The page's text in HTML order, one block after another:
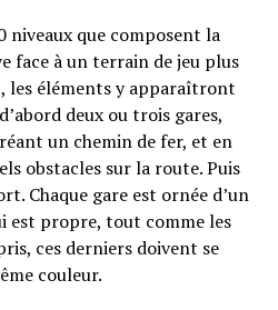
niveaux que composent la
face à un terrain de jeu plus
les éléments y apparaîtront
deux ou trois gares,
un chemin de fer, et en
obstacles sur la route. Puis
Chaque gare est ornée d’un
est propre, tout comme les
ces derniers doivent se
couleur.